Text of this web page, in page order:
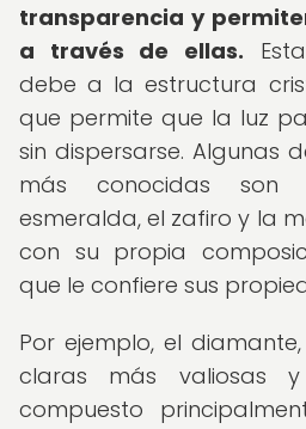
transparencia y
a través de ellas.
debe a la estructura
que permite que la luz
sin dispersarse. Algunas
más conocidas son
esmeralda, el zafiro y la
con su propia
que le confiere sus
Por ejemplo, el
claras más valiosas
compuesto